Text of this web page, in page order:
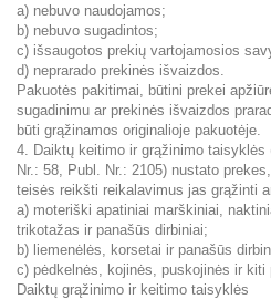
a) nebuvo naudojamos;
b) nebuvo sugadintos;
c) išsaugotos prekių vartojamosios
d) neprarado prekinės išvaizdos.
Pakuotės pakitimai, būtini prekei
sugadinimu ar prekinės išvaizdos
būti grąžinamos originalioje pakuotėje.
4. Daiktų keitimo ir grąžinimo taisyklės
Nr.: 58, Publ. Nr.: 2105) nustato
teisės reikšti reikalavimus jas grąžinti
a) moteriški apatiniai marškiniai,
trikotažas ir panašūs dirbiniai;
b) liemenėlės, korsetai ir panašūs
c) pėdkelnės, kojinės, puskojinės ir kiti
Daiktų grąžinimo ir keitimo taisyklės